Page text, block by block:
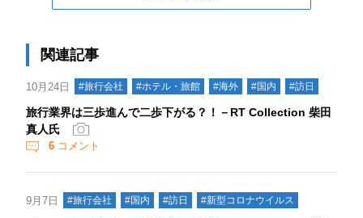
関連記事
10月24日 #旅行会社 #ホテル・旅館 #海外 #国内 #訪日
旅行業界は三歩進んで二歩下がる？！－RT Collection 柴田
真人氏
6 コメント
9月7日 #旅行会社 #国内 #訪日 #新型コロナウイルス